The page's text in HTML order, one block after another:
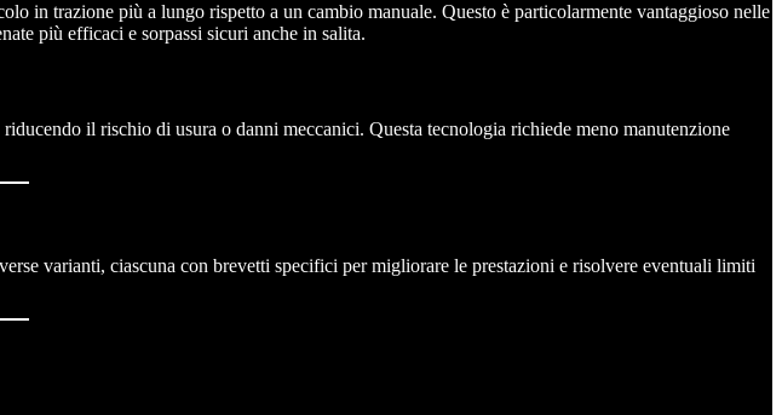
in trazione più a lungo rispetto a un cambio manuale. Questo è particolarmente vantaggioso nelle
più efficaci e sorpassi sicuri anche in salita.
il rischio di usura o danni meccanici. Questa tecnologia richiede meno manutenzione
varianti, ciascuna con brevetti specifici per migliorare le prestazioni e risolvere eventuali limiti